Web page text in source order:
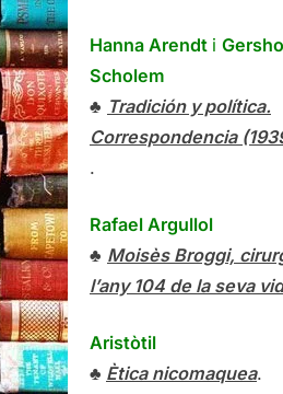
Hanna Arendt i
Scholem
♣ Tradición y política.
Correspondencia
.
Rafael Argullol
♣ Moisès Broggi,
l’any 104 de la seva
Aristòtil
♣ Ètica nicomaquea.